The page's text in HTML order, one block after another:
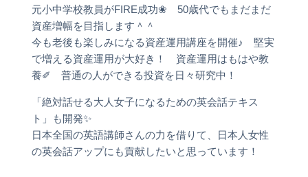
元小中学校教員がFIRE成功❀ 50歳代でもまだまだ
資産増幅を目指します＾＾
今も老後も楽しみになる資産運用講座を開催♪ 堅実
で増える資産運用が大好き！ 資産運用はもはや教
養✐ 普通の人ができる投資を日々研究中！
「絶対話せる大人女子になるための英会話テキス
ト」も開発✨
日本全国の英語講師さんの力を借りて、日本人女性
の英会話アップにも貢献したいと思っています！